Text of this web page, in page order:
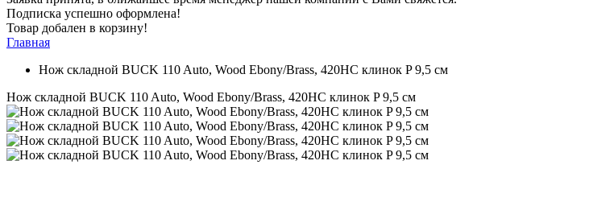
Подписка успешно оформлена!
Товар добален в корзину!
Главная
Нож складной BUCK 110 Auto, Wood Ebony/Brass, 420HC клинок P 9,5 см
Нож складной BUCK 110 Auto, Wood Ebony/Brass, 420HC клинок P 9,5 см